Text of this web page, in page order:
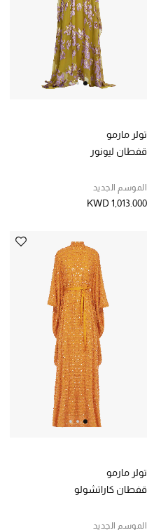
الجمال في بلوميز
دليل مستلزمات الجمال
ماركات جديدة للجمال
تسوقوا أحدث الماركات
عرض جميع المنتجات
الموسم الجديد
ما وصلنا حديثاً
حصريًا عبر الإنترنت
تولر مارمو
قفطان ليونور
الموسم الجديد
KWD 1,013.000
تولر مارمو
قفطان كاراتشولو
الموسم الجديد